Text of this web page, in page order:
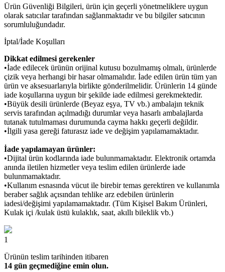
Ürün Güvenliği Bilgileri, ürün için geçerli yönetmeliklere uygun
olarak satıcılar tarafından sağlanmaktadır ve bu bilgiler satıcının
sorumluluğundadır.
İptal/İade Koşulları
Dikkat edilmesi gerekenler
•İade edilecek ürünün orijinal kutusu bozulmamış olmalı, ürünlerde
çizik veya herhangi bir hasar olmamalıdır. İade edilen ürün tüm yan
ürün ve aksesuarlarıyla birlikte gönderilmelidir. Ürünlerin 14 günde
iade koşullarına uygun bir şekilde iade edilmesi gerekmektedir.
•Büyük desili ürünlerde (Beyaz eşya, TV vb.) ambalajın teknik
servis tarafından açılmadığı durumlar veya hasarlı ambalajlarda
tutanak tutulmaması durumunda cayma hakkı geçerli değildir.
•İlgili yasa gereği faturasız iade ve değişim yapılamamaktadır.
İade yapılamayan ürünler:
•Dijital ürün kodlarında iade bulunmamaktadır. Elektronik ortamda
anında iletilen hizmetler veya teslim edilen ürünlerde iade
bulunmamaktadır.
•Kullanım esnasında vücut ile birebir temas gerektiren ve kullanımla
beraber sağlık açısından tehlike arz edebilen ürünlerin
iadesi/değişimi yapılamamaktadır. (Tüm Kişisel Bakım Ürünleri,
Kulak içi /kulak üstü kulaklık, saat, akıllı bileklik vb.)
1
Ürünün teslim tarihinden itibaren
14 gün geçmediğine emin olun.